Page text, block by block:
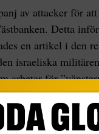
av attacker för
Detta
en artikel i den
israeliska
arbetar för
i ny regering
var snabb